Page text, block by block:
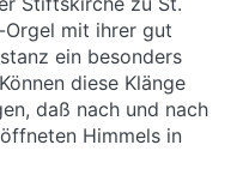
Orgel mit ihrer gut
ein besonders
diese Klänge
daß nach und nach
Himmels in